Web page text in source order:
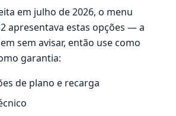
em julho de 2026, o menu
apresentava estas opções — a
sem avisar, então use como
garantia:
de plano e recarga